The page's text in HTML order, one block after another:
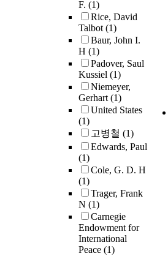
F. (1)
Rice, David
Talbot(1)
Baur, John I.
H (1)
Padover, Saul
Kussiel (1)
Niemeyer,
Gerhart(1)
United States
(1)
고병철 (1)
Edwards, Paul
(1)
Cole, G. D. H
(1)
Trager, Frank
N (1)
Carnegie
Endowment for
International
Peace (1)